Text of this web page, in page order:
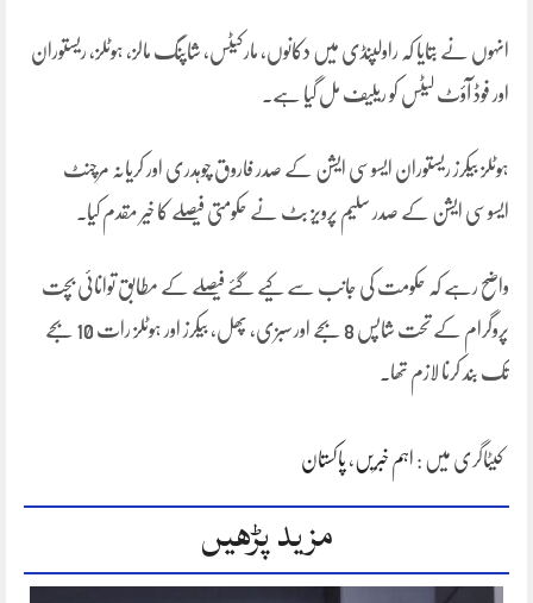
انہوں نے بتایا کہ راولپنڈی میں دکانوں، مارکیٹس، شاپنگ مالز، ہوٹلز، ریستوران
اور فوڈ آؤٹ لیٹس کو ریلیف مل گیا ہے۔
ہوٹلز بیکرز ریستوران ایسوسی ایشن کے صدر فاروق چوہدری اور کریانہ مرچنٹ
ایسوسی ایشن کے صدر سلیم پرویز بٹ نے حکومتی فیصلے کا خیر مقدم کیا۔
واضح رہے کہ حکومت کی جانب سے کیے گئے فیصلے کے مطابق توانائی بچت
پروگرام کے تحت شاپس 8 بجے اور سبزی، پھل، بیکرز اور ہوٹلز رات 10 بجے
تک بند کرنا لازم تھا۔
کیٹاگری میں : اہم خبریں، پاکستان
مزید پڑھیں